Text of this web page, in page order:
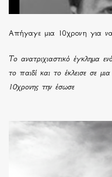
Απήγαγε μια 10χρονη για
Το ανατριχιαστικό έγκλημα
το παιδί και το έκλεισε σε
10χρονης την έσωσε